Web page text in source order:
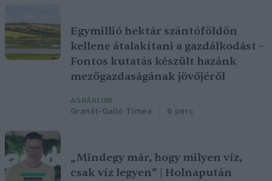
Egymillió hektár szántóföldön
kellene átalakítani a gazdálkodást –
Fontos kutatás készült hazánk
mezőgazdaságának jövőjéről
AGRÁRIUM
Granát-Galló Tímea 6 perc
„Mindegy már, hogy milyen víz,
csak víz legyen” | Holnapután